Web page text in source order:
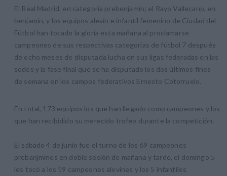
El Real Madrid, en categoría prebenjamín; el Rayo Vallecano, en
benjamín, y los equipos alevín e infantil femenino de Ciudad del
Fútbol han tocado la gloria esta mañana al proclamarse
campeones de sus respectivas categorías de fútbol 7 después
de ocho meses de disputada lucha en sus ligas federadas en las
sedes y la fase final que se ha disputado los dos últimos fines
de semana en los campos federativos Ernesto Cotorruelo.
En total, 173 equipos los que han llegado como campeones y los
que han recibidido su merecido trofeo durante la competición.
El sábado 4 de junio fue el turno de los 69 campeones
prebanjmines en doble sesión de mañana y tarde, el domingo 5
les tocó a los 19 campeones alevines y los 5 infantiles